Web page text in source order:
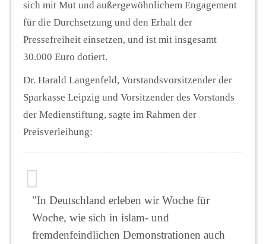
sich mit Mut und außergewöhnlichem Engagement
für die Durchsetzung und den Erhalt der
Pressefreiheit einsetzen, und ist mit insgesamt
30.000 Euro dotiert.
Dr. Harald Langenfeld, Vorstandsvorsitzender der
Sparkasse Leipzig und Vorsitzender des Vorstands
der Medienstiftung, sagte im Rahmen der
Preisverleihung:
"In Deutschland erleben wir Woche für
Woche, wie sich in islam- und
fremdenfeindlichen Demonstrationen auch